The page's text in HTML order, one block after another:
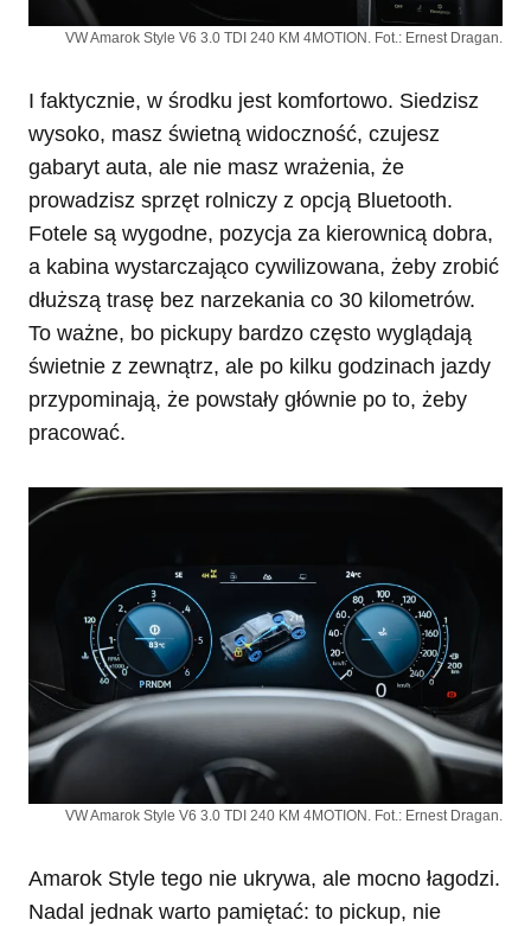
VW Amarok Style V6 3.0 TDI 240 KM 4MOTION. Fot.: Ernest Dragan.
I faktycznie, w środku jest komfortowo. Siedzisz
wysoko, masz świetną widoczność, czujesz
gabaryt auta, ale nie masz wrażenia, że
prowadzisz sprzęt rolniczy z opcją Bluetooth.
Fotele są wygodne, pozycja za kierownicą dobra,
a kabina wystarczająco cywilizowana, żeby zrobić
dłuższą trasę bez narzekania co 30 kilometrów.
To ważne, bo pickupy bardzo często wyglądają
świetnie z zewnątrz, ale po kilku godzinach jazdy
przypominają, że powstały głównie po to, żeby
pracować.
VW Amarok Style V6 3.0 TDI 240 KM 4MOTION. Fot.: Ernest Dragan.
Amarok Style tego nie ukrywa, ale mocno łagodzi.
Nadal jednak warto pamiętać: to pickup, nie